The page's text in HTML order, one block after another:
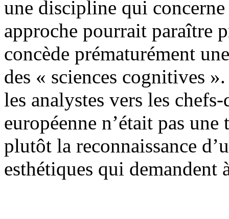
une discipline qui
approche pourrait paraître
concède prématurément
des « sciences cognitives
les analystes vers les
européenne n’était pas
plutôt la reconnaissance
esthétiques qui demandent